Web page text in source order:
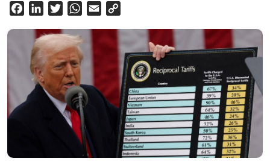
FacebookLinkedInTwitterWhatsApp
Email